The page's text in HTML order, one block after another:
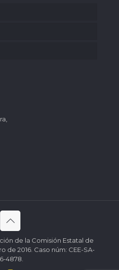
de la Comisión Estatal de
de 2016. Caso núm: CEE-SA-
4878.